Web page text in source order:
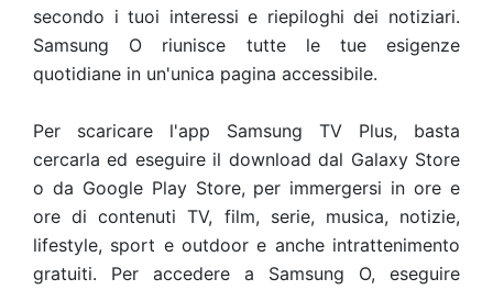
secondo i tuoi interessi e riepiloghi dei notiziari.
Samsung O riunisce tutte le tue esigenze
quotidiane in un'unica pagina accessibile.
Per scaricare l'app Samsung TV Plus, basta
cercarla ed eseguire il download dal Galaxy Store
o da Google Play Store, per immergersi in ore e
ore di contenuti TV, film, serie, musica, notizie,
lifestyle, sport e outdoor e anche intrattenimento
gratuiti. Per accedere a Samsung O, eseguire